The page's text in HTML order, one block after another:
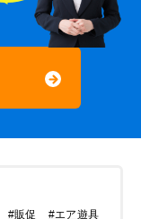
#販促
#エア遊具